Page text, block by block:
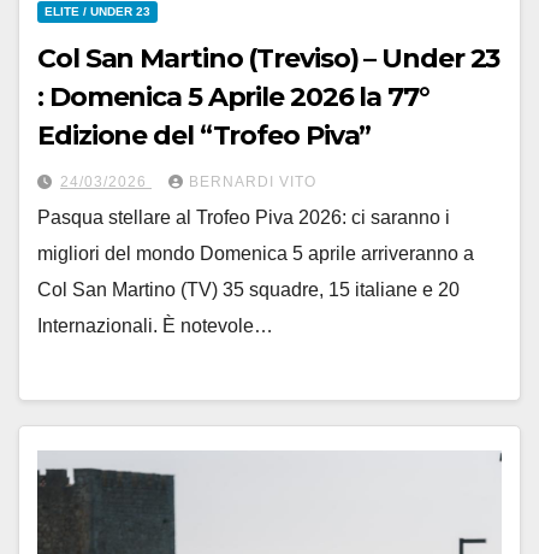
ELITE / UNDER 23
Col San Martino (Treviso) – Under 23
: Domenica 5 Aprile 2026 la 77°
Edizione del “Trofeo Piva”
24/03/2026 BERNARDI VITO
Pasqua stellare al Trofeo Piva 2026: ci saranno i
migliori del mondo Domenica 5 aprile arriveranno a
Col San Martino (TV) 35 squadre, 15 italiane e 20
Internazionali. È notevole…